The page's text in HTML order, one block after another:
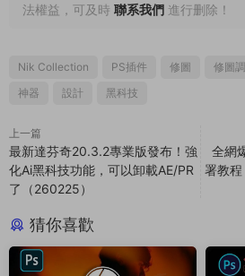
法權益，可及時 聯系我們 進行删除！
Nik Collection PS插件 修圖 修圖
神器
設計 黑科技
上一篇
最新達芬奇20.3.2專業版發布！強
化Ai黑科技功能，可以卸載AE/PR
了（260225）
全網
署教程
猜你喜歡